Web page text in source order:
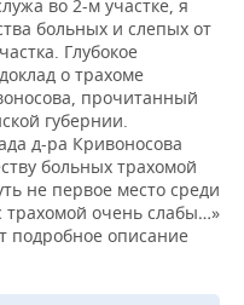
во 2-м участке, я
больных и слепых от
Глубокое
о трахоме
прочитанный
губернии.
д-ра Кривоносова
больных трахомой
не первое место среди
очень слабы…»
подробное описание